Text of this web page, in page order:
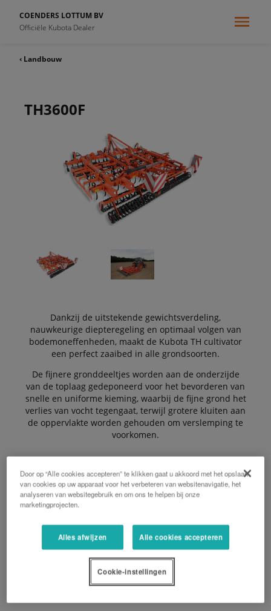
COENDERS LOTTUM BV
Officiële Kubota Dealer
‹ Landbouw
TH3600F
Dankzij de uitstekende gewichtsverdeling,
nauwkeurige diepteregeling en optimaal volgen van
bodemoneffenheden, maakt de Kubota TH cultivator
een perfect zaaibed in alle grondsoorten.
De fijnere gronddeeltjes worden aan de onderzijde
van de toplaag gedeponeerd voor het bevorderen van
snelle en uniforme kieming, waarbij de fijne grond het
verlies van vocht tegengaat, terwijl grotere kluiten aan
de oppervlakte worden gehouden om verslemping te
voorkomen.
De cultivator bestaat uit 5 tandrijen en heeft een
werkbreedte van 5.1 tot 8.10 meter.
De Voordelen:
5 tandrijen voor het leggen van een perfect
Door op “Alle cookies accepteren” te klikken gaat u akkoord met het opslaan
van cookies op uw apparaat voor het verbeteren van websitenavigatie, het
analyseren van websitegebruik en om ons te helpen bij onze
marketingprojecten.
Alles afwijzen Alle cookies accepteren
Cookie-instellingen